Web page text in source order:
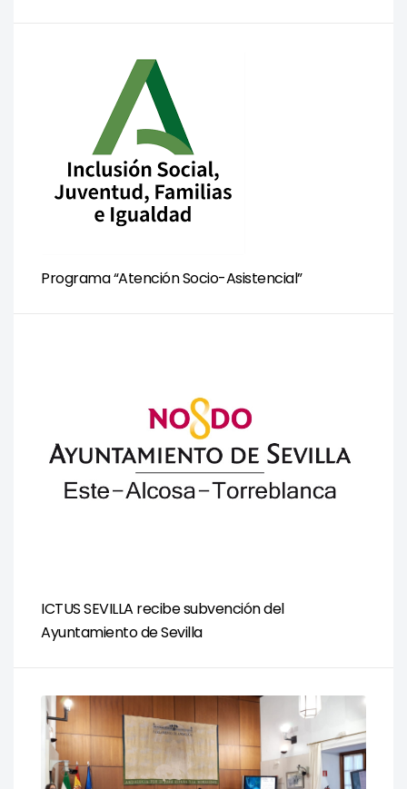
Programa “Atención Socio-Asistencial”
ICTUS SEVILLA recibe subvención del
Ayuntamiento de Sevilla